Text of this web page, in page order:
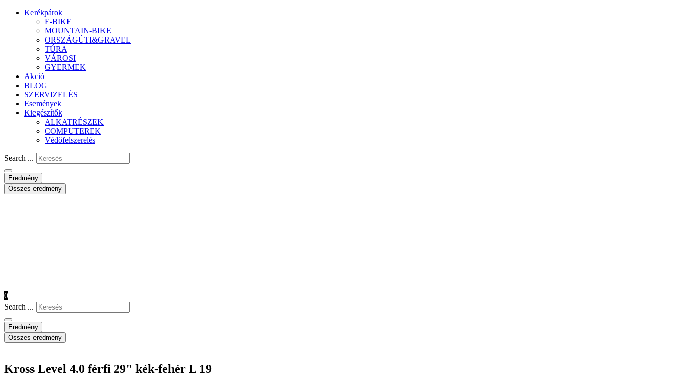
Kerékpárok
E-BIKE
MOUNTAIN-BIKE
ORSZÁGÚTI&GRAVEL
TÚRA
VÁROSI
GYERMEK
Akció
BLOG
SZERVIZELÉS
Események
Kiegészítők
ALKATRÉSZEK
COMPUTEREK
Védőfelszerelés
Search ...
Eredmény
Összes eredmény
0
Search ...
Eredmény
Összes eredmény
Kross Level 4.0 férfi 29" kék-fehér L 19